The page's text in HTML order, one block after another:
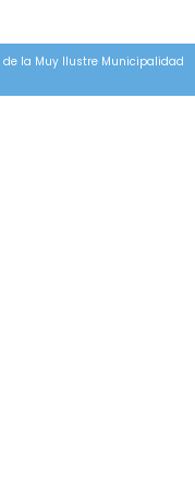
la Muy Ilustre Municipalidad